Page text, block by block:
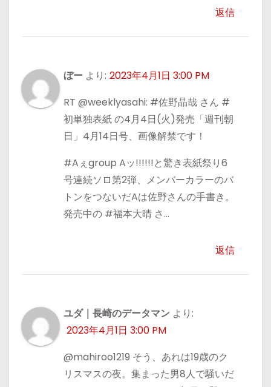
返信
ぼー より: 2023年4月1日 3:00 PM
RT @weeklyasahi: #佐野晶哉 さん #
初単独表紙 の4月4日(火)発売「週刊朝
日」4月14日号、画像解禁です！
#Aぇgroup Aッ!!!!!!と驚き表紙祭り6
号連続ソロ第2弾、メンバーカラーのバ
トンをつないだAは佐野さんの手書き。
発売中の #福本大晴 さ…
返信
ユダ｜長崎のデータマン より:
2023年4月1日 3:00 PM
@mahiroo1219 そう、あれは19歳のク
リスマスの夜。集まった男8人で騒いだ